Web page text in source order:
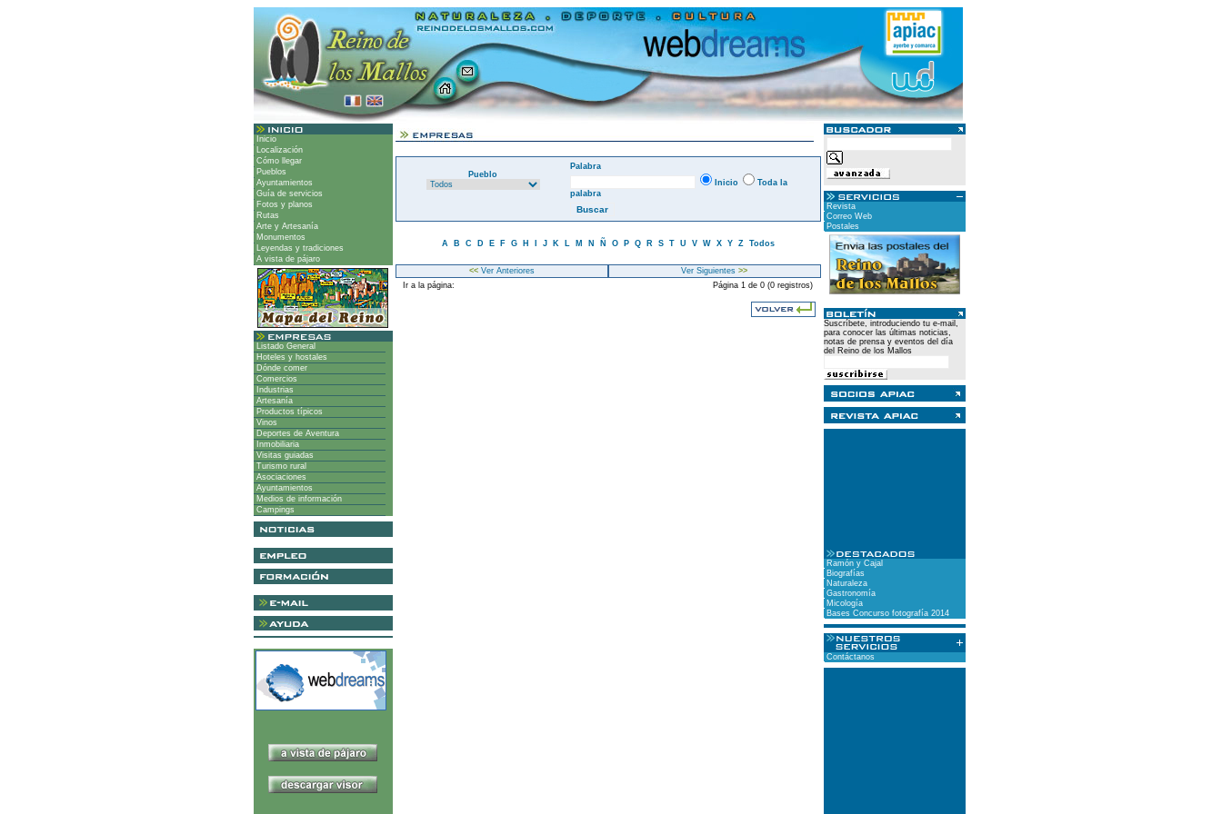
Inicio
Localización
Cómo llegar
Pueblos
Ayuntamientos
Guía de servicios
Fotos y planos
Rutas
Arte y Artesanía
Monumentos
Leyendas y tradiciones
A vista de pájaro
Listado General
Hoteles y hostales
Dónde comer
Comercios
Industrias
Artesanía
Productos típicos
Vinos
Deportes de Aventura
Inmobiliaria
Visitas guiadas
Turismo rural
Asociaciones
Ayuntamientos
Medios de información
Campings
Pueblo
Palabra
Inicio
Toda la
palabra
A B C D E F G H J K L M N Ñ O P Q R S T U V W X Y Z Todos
<<Ver Anteriores Ver Siguientes >>
Ir a la página:
Página 1 de 0 (0 registros)
Revista
Correo Web
Postales
Suscríbete, introduciendo tu e-mail,
para conocer las últimas noticias,
notas de prensa y eventos del día
del Reino de los Mallos
Ramón y Cajal
Biografías
Naturaleza
Gastronomía
Micología
Bases Concurso fotografía 2014
Contáctanos